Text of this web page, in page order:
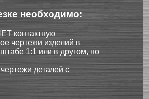
необходимо:
контактную
чертежи изделий в
1:1 или в другом, но
деталей с